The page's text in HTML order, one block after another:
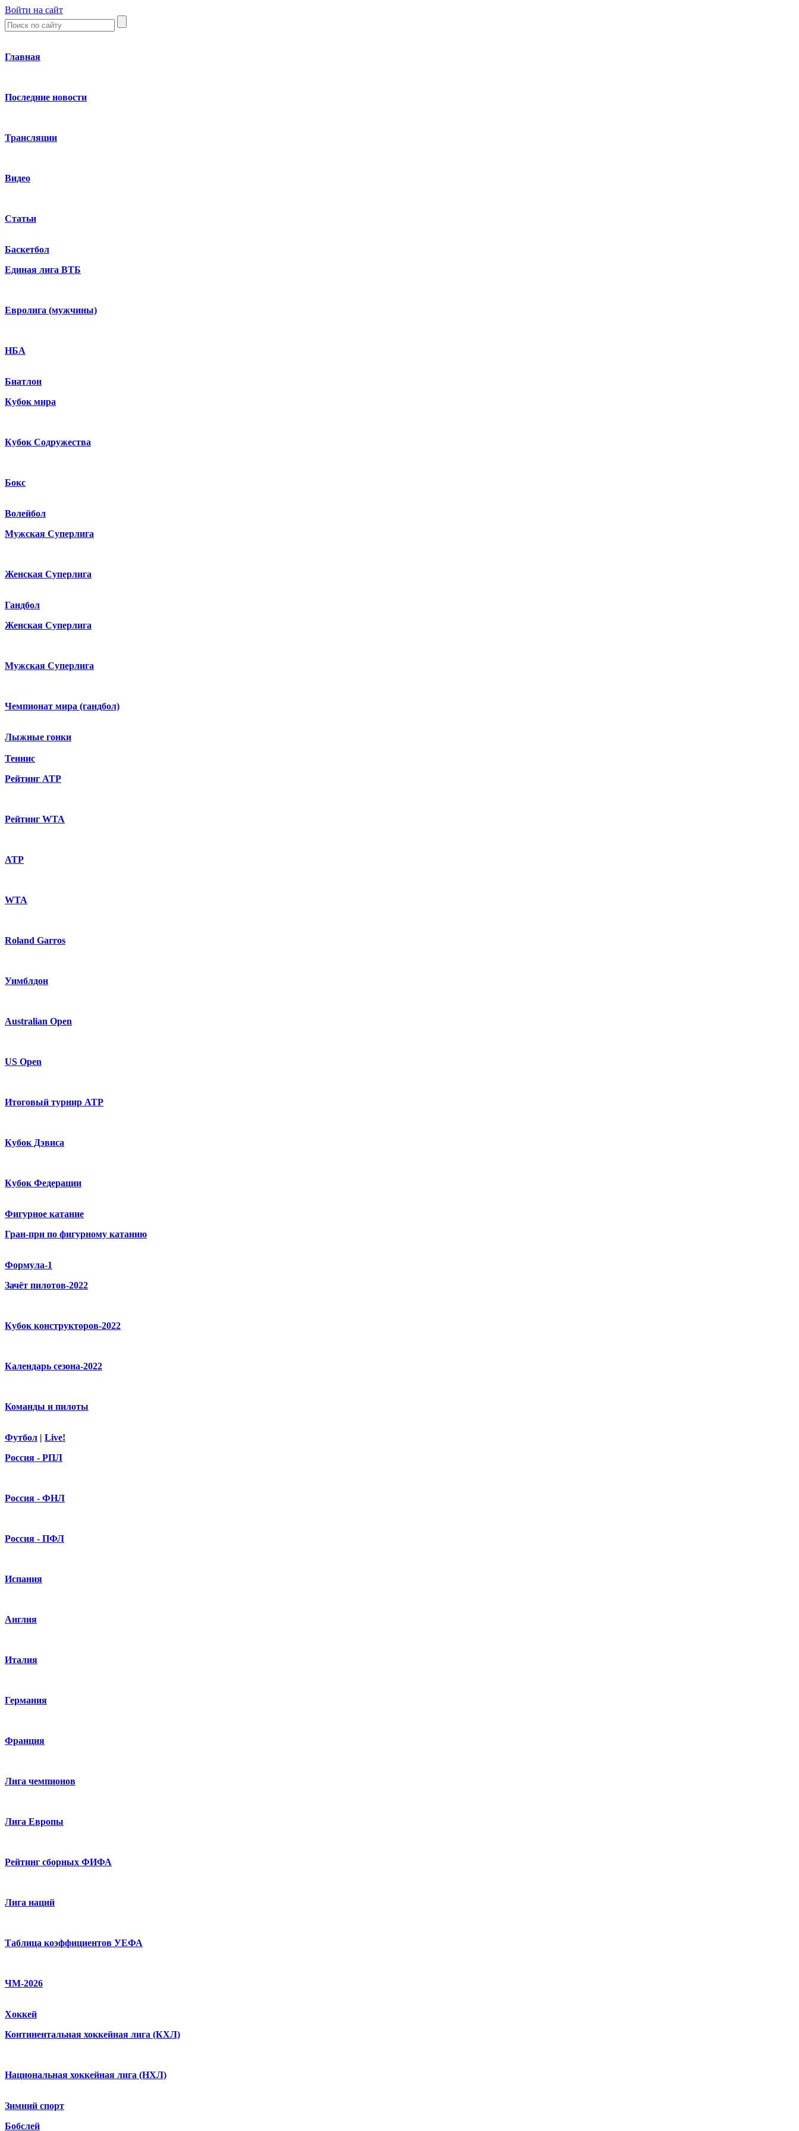
Войти на сайт
Главная
Последние новости
Трансляции
Видео
Статьи
Баскетбол
Единая лига ВТБ
Евролига (мужчины)
НБА
Биатлон
Кубок мира
Кубок Содружества
Бокс
Волейбол
Мужская Суперлига
Женская Суперлига
Гандбол
Женская Суперлига
Мужская Суперлига
Чемпионат мира (гандбол)
Лыжные гонки
Теннис
Рейтинг ATP
Рейтинг WTA
ATP
WTA
Roland Garros
Уимблдон
Australian Open
US Open
Итоговый турнир ATP
Кубок Дэвиса
Кубок Федерации
Фигурное катание
Гран-при по фигурному катанию
Формула-1
Зачёт пилотов-2022
Кубок конструкторов-2022
Календарь сезона-2022
Команды и пилоты
Футбол | Live!
Россия - РПЛ
Россия - ФНЛ
Россия - ПФЛ
Испания
Англия
Италия
Германия
Франция
Лига чемпионов
Лига Европы
Рейтинг сборных ФИФА
Лига наций
Таблица коэффициентов УЕФА
ЧМ-2026
Хоккей
Континентальная хоккейная лига (КХЛ)
Национальная хоккейная лига (НХЛ)
Зимний спорт
Бобслей